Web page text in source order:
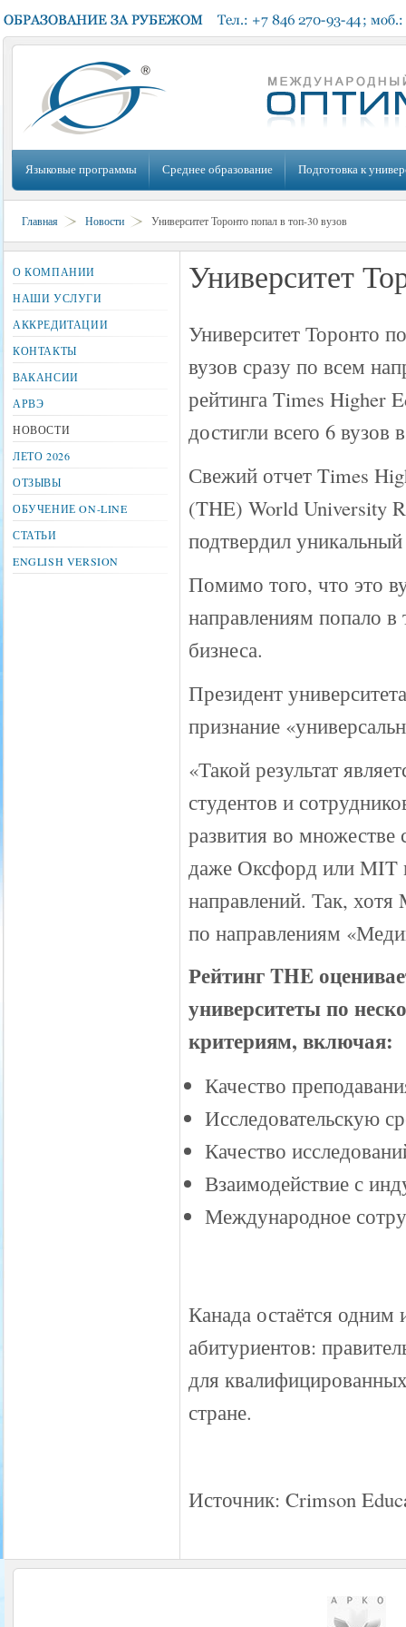
Языковые программы Среднее образование Подготовка к
Главная Новости Университет Торонто попал в топ-30 вузов
Университет
Университет Торонто
вузов сразу по всем
рейтинга Times Higher
достигли всего 6 вузов
Свежий отчет Times
(THE) World University
подтвердил
Помимо того, что это
направлениям попало
бизнеса.
Президент
признание
«Такой результат
студентов и
развития во
даже Оксфорд или MIT
направлений. Так,
по направлениям
Рейтинг THE
университеты по
критериям, включая:
Качество
Исследовательскую
Качество
Взаимодействие с
Международное
Канада остаётся
абитуриентов:
для
стране.
Источник: Crimson
О КОМПАНИИ
НАШИ УСЛУГИ
АККРЕДИТАЦИИ
КОНТАКТЫ
ВАКАНСИИ
АРВЭ
НОВОСТИ
ЛЕТО 2026
ОТЗЫВЫ
ОБУЧЕНИЕ ON-LINE
СТАТЬИ
ENGLISH VERSION